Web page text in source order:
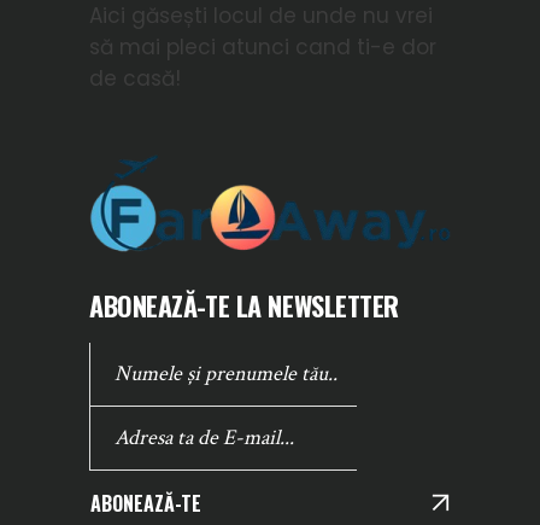
Aici găsești locul de unde nu vrei
să mai pleci atunci cand ti-e dor
de casă!
ABONEAZĂ-TE LA NEWSLETTER
ABONEAZĂ-TE